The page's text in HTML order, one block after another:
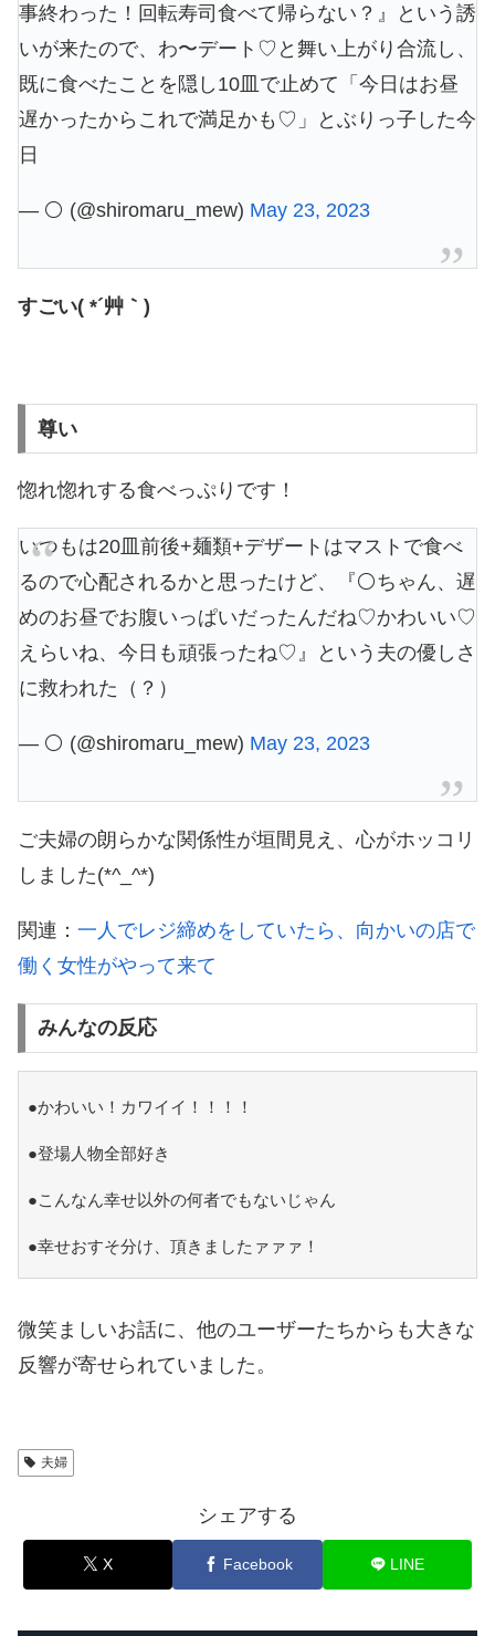
事終わった！回転寿司食べて帰らない？』という誘
いが来たので、わ〜デート♡と舞い上がり合流し、
既に食べたことを隠し10皿で止めて「今日はお昼
遅かったからこれで満足かも♡」とぶりっ子した今
日
— ⚪️ (@shiromaru_mew) May 23, 2023
すごい( *´艸｀)
尊い
惚れ惚れする食べっぷりです！
いつもは20皿前後+麺類+デザートはマストで食べ
るので心配されるかと思ったけど、『⚪️ちゃん、遅
めのお昼でお腹いっぱいだったんだね♡かわいい♡
えらいね、今日も頑張ったね♡』という夫の優しさ
に救われた（？）
— ⚪️ (@shiromaru_mew) May 23, 2023
ご夫婦の朗らかな関係性が垣間見え、心がホッコリ
しました(*^_^*)
関連： 一人でレジ締めをしていたら、向かいの店で
働く女性がやって来て
みんなの反応
●かわいい！カワイイ！！！！
●登場人物全部好き
●こんなん幸せ以外の何者でもないじゃん
●幸せおすそ分け、頂きましたァァァ！
微笑ましいお話に、他のユーザーたちからも大きな
反響が寄せられていました。
夫婦
シェアする
X Facebook LINE